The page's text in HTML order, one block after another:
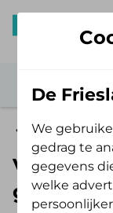
Verschil
De
We
gedrag te
gegevens
welke